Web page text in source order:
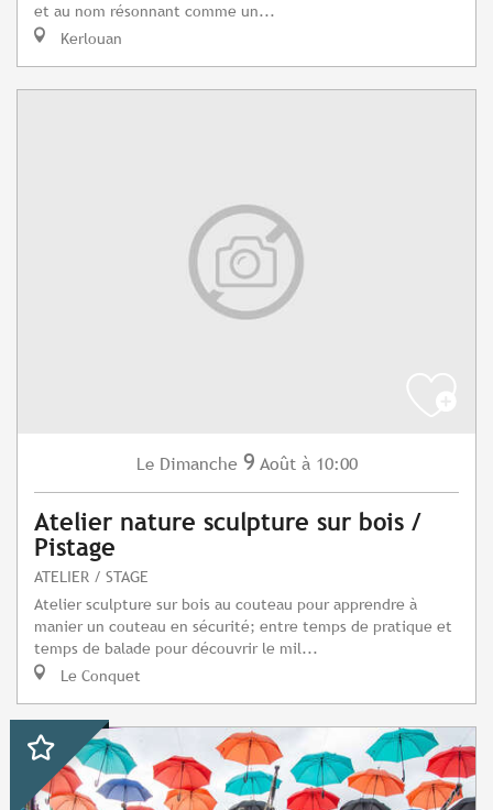
et au nom résonnant comme un...
Kerlouan
Le Dimanche 9 Août à 10:00
Atelier nature sculpture sur bois /
Pistage
ATELIER / STAGE
Atelier sculpture sur bois au couteau pour apprendre à
manier un couteau en sécurité; entre temps de pratique et
temps de balade pour découvrir le mil...
Le Conquet